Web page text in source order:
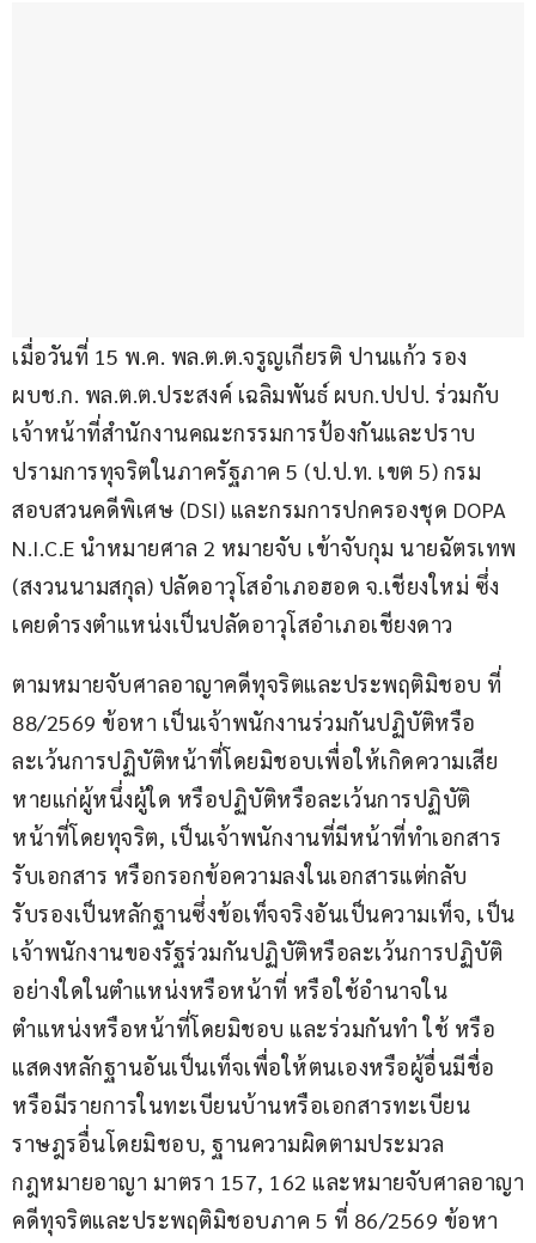
เมื่อวันที่ 15 พ.ค. พล.ต.ต.จรูญเกียรติ ปานแก้ว รอง
ผบช.ก. พล.ต.ต.ประสงค์ เฉลิมพันธ์ ผบก.ปปป. ร่วมกับ
เจ้าหน้าที่สำนักงานคณะกรรมการป้องกันและปราบ
ปรามการทุจริตในภาครัฐภาค 5 (ป.ป.ท. เขต 5) กรม
สอบสวนคดีพิเศษ (DSI) และกรมการปกครองชุด DOPA
N.I.C.E นำหมายศาล 2 หมายจับ เข้าจับกุม นายฉัตรเทพ
(สงวนนามสกุล) ปลัดอาวุโสอำเภอฮอด จ.เชียงใหม่ ซึ่ง
เคยดำรงตำแหน่งเป็นปลัดอาวุโสอำเภอเชียงดาว
ตามหมายจับศาลอาญาคดีทุจริตและประพฤติมิชอบ ที่
88/2569 ข้อหา เป็นเจ้าพนักงานร่วมกันปฏิบัติหรือ
ละเว้นการปฏิบัติหน้าที่โดยมิชอบเพื่อให้เกิดความเสีย
หายแก่ผู้หนึ่งผู้ใด หรือปฏิบัติหรือละเว้นการปฏิบัติ
หน้าที่โดยทุจริต, เป็นเจ้าพนักงานที่มีหน้าที่ทำเอกสาร
รับเอกสาร หรือกรอกข้อความลงในเอกสารแต่กลับ
รับรองเป็นหลักฐานซึ่งข้อเท็จจริงอันเป็นความเท็จ, เป็น
เจ้าพนักงานของรัฐร่วมกันปฏิบัติหรือละเว้นการปฏิบัติ
อย่างใดในตำแหน่งหรือหน้าที่ หรือใช้อำนาจใน
ตำแหน่งหรือหน้าที่โดยมิชอบ และร่วมกันทำ ใช้ หรือ
แสดงหลักฐานอันเป็นเท็จเพื่อให้ตนเองหรือผู้อื่นมีชื่อ
หรือมีรายการในทะเบียนบ้านหรือเอกสารทะเบียน
ราษฎรอื่นโดยมิชอบ, ฐานความผิดตามประมวล
กฎหมายอาญา มาตรา 157, 162 และหมายจับศาลอาญา
คดีทุจริตและประพฤติมิชอบภาค 5 ที่ 86/2569 ข้อหา